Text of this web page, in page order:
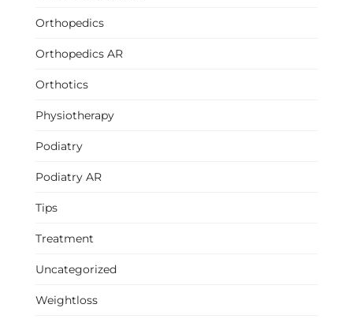
Orthopedics
Orthopedics AR
Orthotics
Physiotherapy
Podiatry
Podiatry AR
Tips
Treatment
Uncategorized
Weightloss